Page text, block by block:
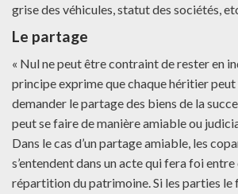
grise des véhicules, statut des sociétés,
Le partage
« Nul ne peut être contraint de rester en
principe exprime que chaque héritier
demander le partage des biens de la
peut se faire de manière amiable ou
Dans le cas d’un partage amiable, les
s’entendent dans un acte qui fera foi entre
répartition du patrimoine. Si les parties le